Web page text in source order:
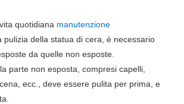
quotidiana manutenzione
pulizia della statua di cera, è necessario
da quelle non esposte.
parte non esposta, compresi capelli,
ecc., deve essere pulita per prima, e